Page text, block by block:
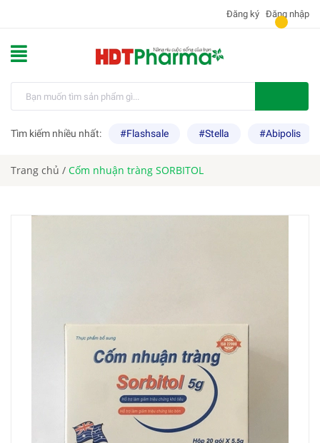
Đăng ký Đăng nhập
Tìm kiếm nhiều nhất: #Flashsale #Stella #Abipolis
Trang chủ / Cốm nhuận tràng SORBITOL